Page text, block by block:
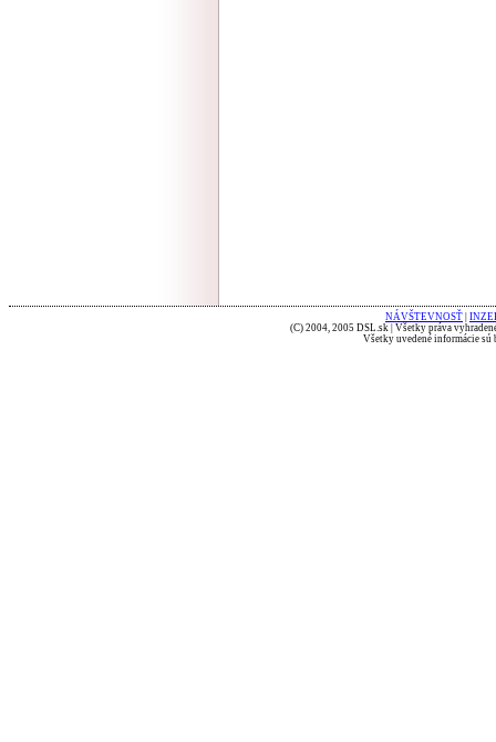
NÁVŠTEVNOSŤ
(C) 2004, 2005 DSL.sk | Všetky práva
Všetky uvedené informácie sú